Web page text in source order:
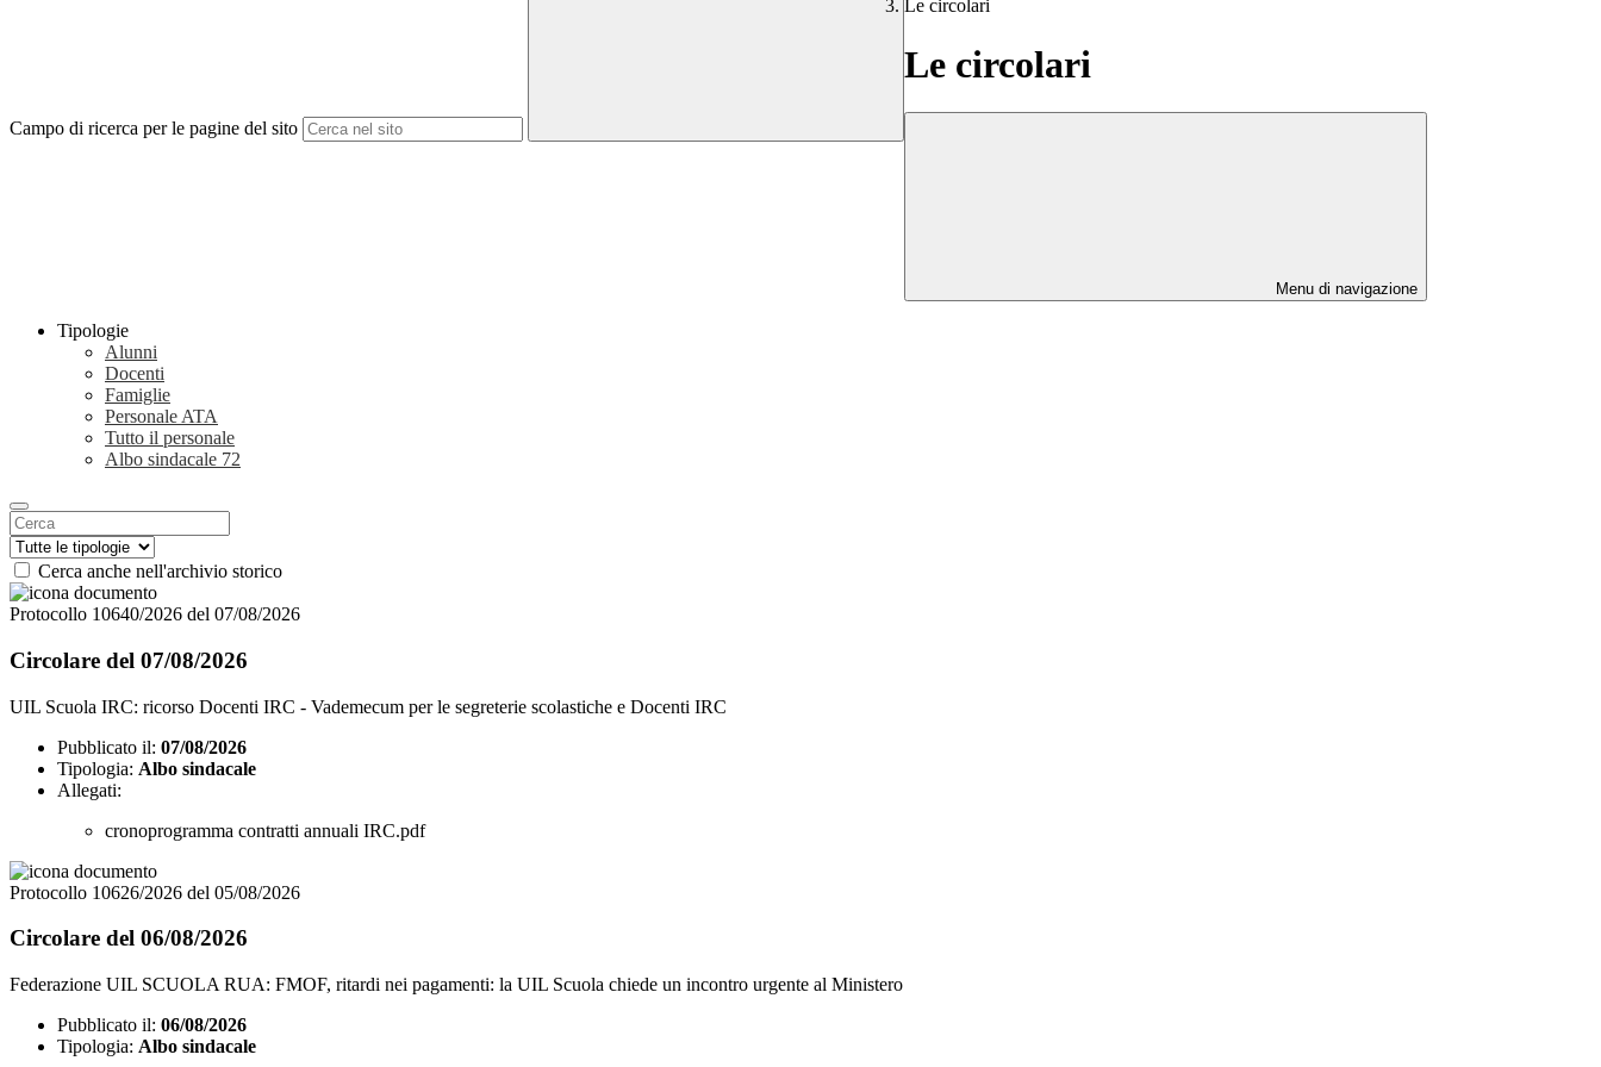
Campo di ricerca per le pagine del sito
Le circolari
Le circolari
Menu di navigazione
Tipologie
Alunni
Docenti
Famiglie
Personale ATA
Tutto il personale
Albo sindacale 72
Cerca anche nell'archivio storico
Protocollo 10640/2026 del 07/08/2026
Circolare del 07/08/2026
UIL Scuola IRC: ricorso Docenti IRC - Vademecum per le segreterie scolastiche e Docenti IRC
Pubblicato il: 07/08/2026
Tipologia: Albo sindacale
Allegati:
cronoprogramma contratti annuali IRC.pdf
Protocollo 10626/2026 del 05/08/2026
Circolare del 06/08/2026
Federazione UIL SCUOLA RUA: FMOF, ritardi nei pagamenti: la UIL Scuola chiede un incontro urgente al Ministero
Pubblicato il: 06/08/2026
Tipologia: Albo sindacale